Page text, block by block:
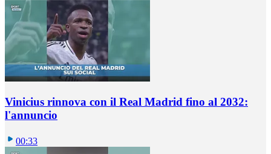
Vinicius rinnova con il Real Madrid fino al 2032:
l'annuncio
00:33